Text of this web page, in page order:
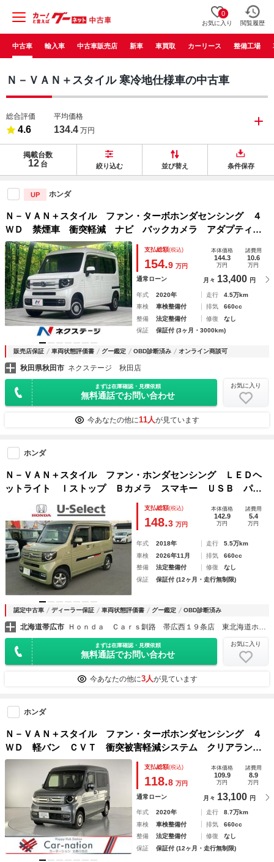
0
お気に入り 閲覧履歴
中古車 輸入車 中古車販売店 新車 車買取 カーリース 整備工場
Ｎ－ＶＡＮ＋スタイル 寒冷地仕様車の中古車
総合評価
4.6
平均価格
134.4 万円
掲載台数
12 台 絞り込む 並び替え 条件保存
UP ホンダ
Ｎ－ＶＡＮ＋スタイル ファン・ターボホンダセンシング ４
ＷＤ 禁煙車 衝突軽減 ナビ バックカメラ アダプティブ
クルーズコントロール スマートキー コーナーセンサー 車
線逸脱防止装置 横滑り防止装置 オートライト 衝突安全ボ
ディ オートエアコン
支払総額(税込)
154.9 万円
本体価格
144.3
万円
諸費用
10.6
万円
通常ローン 月々 13,400 円
年式 2020年 走行
4.5万km
車検
車検整備付 排気
660cc
整備
法定整備付 修復
なし
保証
保証付 (3ヶ月・3000km)
販売店保証 車両状態評価書 グー鑑定 OBD診断済み オンライン商談可
秋田県秋田市 ネクステージ 秋田店
まずは在庫確認・見積依頼
無料通話でお問い合わせ
お気に入り
今あなたの他に11人が見ています
ホンダ
Ｎ－ＶＡＮ＋スタイル ファン・ホンダセンシング ＬＥＤヘ
ットライト Ｉストップ Ｂカメラ スマキー ＵＳＢ パワ
ーウインドウ フルタイム４ＷＤ ＡＡＣ Ｗエアバック 両
側スライドドア エアバッグ 横滑り防止 ＰＳ ＥＴＣ
支払総額(税込)
148.3 万円
本体価格
142.9
万円
諸費用
5.4
万円
年式 2018年 走行
5.5万km
車検
2026年11月 排気
660cc
整備
法定整備付 修復
なし
保証
保証付 (12ヶ月・走行無制限)
認定中古車 ディーラー保証 車両状態評価書 グー鑑定 OBD診断済み
北海道帯広市
まずは在庫確認・見積依頼
無料通話でお問い合わせ
お気に入り
今あなたの他に3人が見ています
ホンダ
Ｎ－ＶＡＮ＋スタイル ファン・ターボホンダセンシング ４
ＷＤ 軽バン ＣＶＴ 衝突被害軽減システム クリアランス
ソナー オートクルーズコントロール レーンアシスト ＥＴ
Ｃ ナビ ＴＶ バックカメラ 両側スライドドア スマート
キー アイドリングストップ
支払総額(税込)
118.8 万円
本体価格
109.9
万円
諸費用
8.9
万円
通常ローン 月々 13,100 円
年式 2020年 走行
8.7万km
車検
車検整備付 排気
660cc
整備
法定整備付 修復
なし
保証
保証付 (12ヶ月・走行無制限)